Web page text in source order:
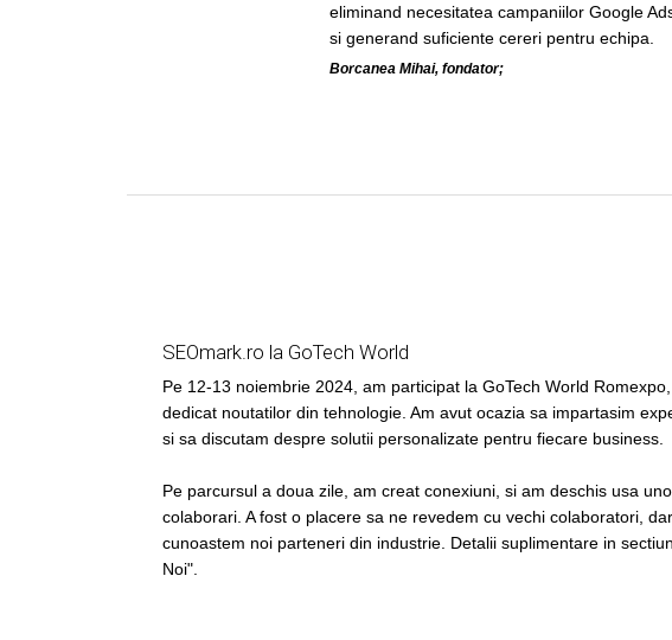
eliminand necesitatea campaniilor Google
si generand suficiente cereri pentru echipa.
Borcanea Mihai, fondator;
SEOmark.ro la GoTech World
Pe 12-13 noiembrie 2024, am participat la GoTech World
dedicat noutatilor din tehnologie. Am avut ocazia sa impartasim
si sa discutam despre solutii personalizate pentru fiecare business.
Pe parcursul a doua zile, am creat conexiuni, si am deschis usa
colaborari. A fost o placere sa ne revedem cu vechi colaboratori,
cunoastem noi parteneri din industrie. Detalii suplimentare in
Noi".